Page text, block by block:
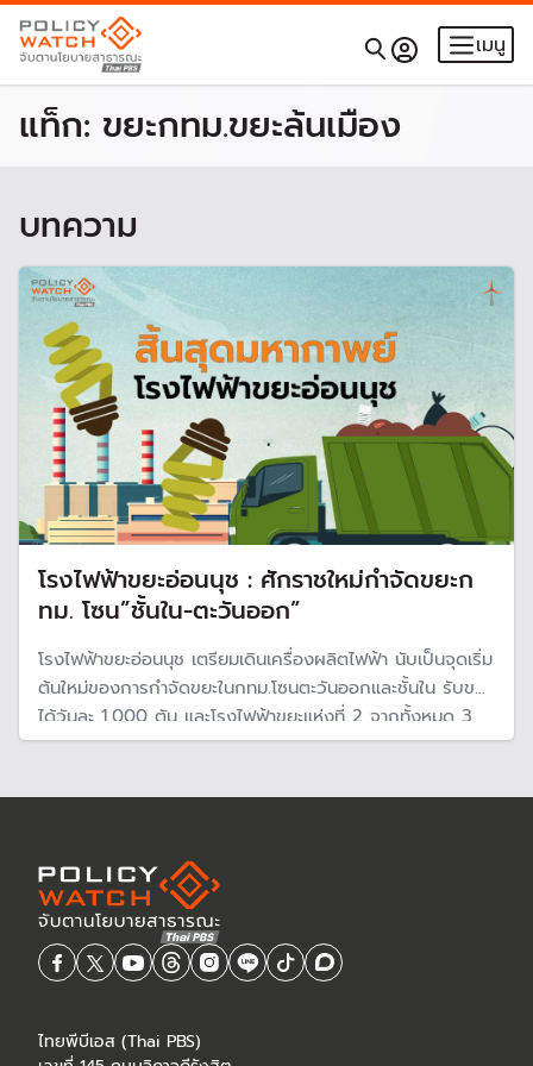
เมนู
แท็ก: ขยะกทม.ขยะล้นเมือง
บทความ
โรงไฟฟ้าขยะอ่อนนุช : ศักราชใหม่กำจัดขยะก
ทม. โซน”ชั้นใน-ตะวันออก”
โรงไฟฟ้าขยะอ่อนนุช เตรียมเดินเครื่องผลิตไฟฟ้า นับเป็นจุดเริ่ม
ต้นใหม่ของการกำจัดขยะในกทม.โซนตะวันออกและชั้นใน รับขยะ
ได้วันละ 1,000 ตัน และโรงไฟฟ้าขยะแห่งที่ 2 จากทั้งหมด 3
แห่ง แต่ขยะยังเป็นปัญหาใหญ่ของกทม. แม้จะเดินเครื่อง 3
เหลือยังกลบฝัง
ไทยพีบีเอส (Thai PBS)